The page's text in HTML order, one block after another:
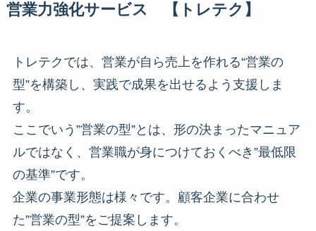
営業力強化サービス 【トレテク】
トレテクでは、営業が自ら売上を作れる“営業の
型”を構築し、実践で成果を出せるよう支援しま
す。
ここでいう”営業の型”とは、形の決まったマニュア
ルではなく、営業職が身につけておくべき”最低限
の基準”です。
企業の事業形態は様々です。顧客企業に合わせ
た”営業の型”をご提案します。